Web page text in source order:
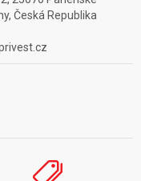
Česká Republika